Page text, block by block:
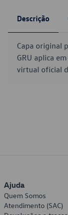
Descrição
Capa original
GRU aplica
virtual oficial
Ajuda
Quem Somos
Atendimento (SAC)